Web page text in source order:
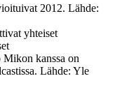
2012. Lähde:
yhteiset
Mikon kanssa on
Lähde: Yle